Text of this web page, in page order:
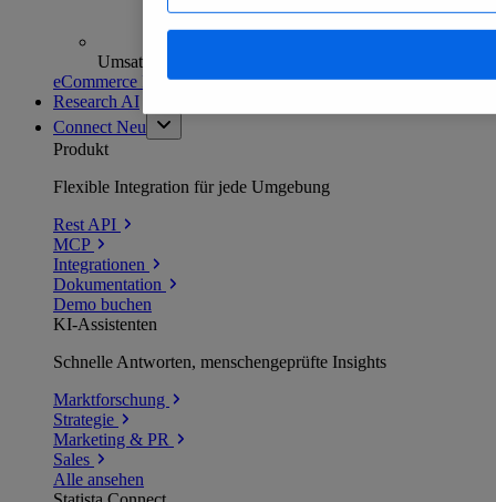
Umsatzanalysen und -prognosen
eCommerce Insights entdecken
Research AI
Connect Neu
Produkt
Flexible Integration für jede Umgebung
Rest API
MCP
Integrationen
Dokumentation
Demo buchen
KI-Assistenten
Schnelle Antworten, menschengeprüfte Insights
Marktforschung
Strategie
Marketing & PR
Sales
Alle ansehen